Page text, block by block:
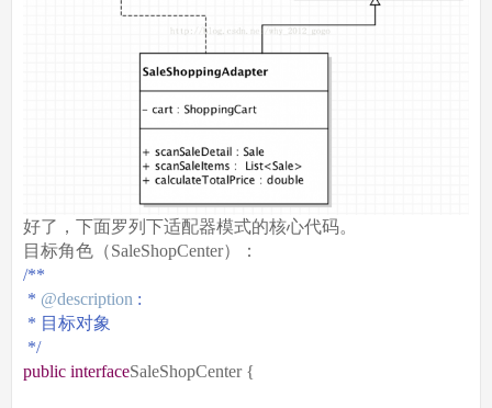
好了，下面罗列下适配器模式的核心代码。
目标角色（SaleShopCenter）：
/**
* @description :
* 目标对象
*/
public interfaceSaleShopCenter {